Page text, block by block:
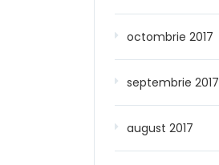
octombrie 2017
septembrie 2017
august 2017